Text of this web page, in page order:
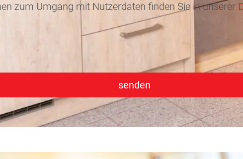
zum Umgang mit Nutzerdaten finden Sie in unserer
senden